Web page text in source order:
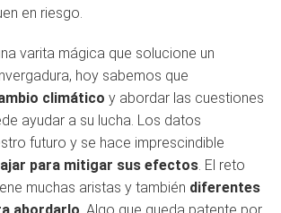
en riesgo.
varita mágica que solucione un
hoy sabemos que
climático y abordar las cuestiones
ayudar a su lucha. Los datos
futuro y se hace imprescindible
para mitigar sus efectos. El reto
muchas aristas y también diferentes